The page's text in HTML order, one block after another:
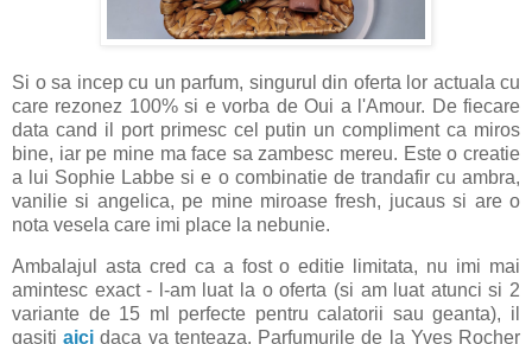
Si o sa incep cu un parfum, singurul din oferta lor actuala cu
care rezonez 100% si e vorba de Oui a l'Amour. De fiecare
data cand il port primesc cel putin un compliment ca miros
bine, iar pe mine ma face sa zambesc mereu. Este o creatie
a lui Sophie Labbe si e o combinatie de trandafir cu ambra,
vanilie si angelica, pe mine miroase fresh, jucaus si are o
nota vesela care imi place la nebunie.
Ambalajul asta cred ca a fost o editie limitata, nu imi mai
amintesc exact - l-am luat la o oferta (si am luat atunci si 2
variante de 15 ml perfecte pentru calatorii sau geanta), il
gasitiaici daca va tenteaza. Parfumurile de la Yves Rocher